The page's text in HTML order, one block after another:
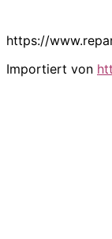
https://
Importiert von